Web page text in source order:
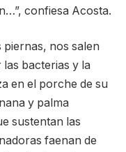
confiesa Acosta.
piernas, nos salen
bacterias y la
en el porche de su
y palma
sustentan las
faenan de